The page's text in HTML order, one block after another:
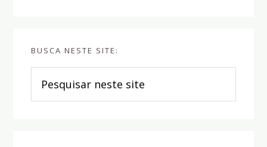
BUSCA NESTE SITE:
neste
site